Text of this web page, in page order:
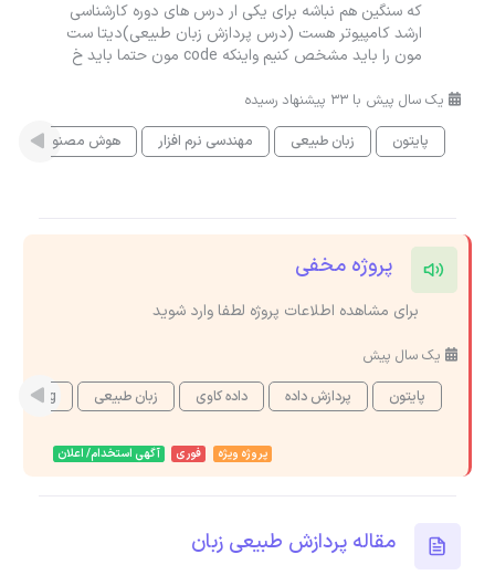
که سنگین هم نباشه برای یکی ار درس های دوره کارشناسی
ارشد کامپیوتر هست (درس پردازش زبان طبیعی)دیتا ست
مون را باید مشخص کنیم واینکه code مون حتما باید خ
یک سال پیش با 33 پیشنهاد رسیده
پایتون
زبان طبیعی مهندسی نرم افزار هوش مصنوعی
پروژه مخفی
برای مشاهده اطلاعات پروژه لطفا وارد شوید
یک سال پیش
پایتون
پردازش داده داده کاوی زبان طبیعی
پروژه ویژه فوری آگهی استخدام/ اعلان
مقاله پردازش طبیعی زبان